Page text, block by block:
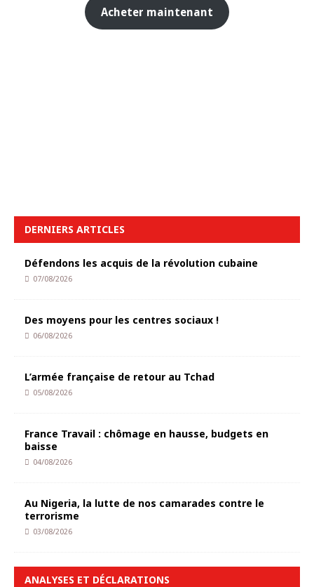
Acheter maintenant
DERNIERS ARTICLES
Défendons les acquis de la révolution cubaine
07/08/2026
Des moyens pour les centres sociaux !
06/08/2026
L’armée française de retour au Tchad
05/08/2026
France Travail : chômage en hausse, budgets en
baisse
04/08/2026
Au Nigeria, la lutte de nos camarades contre le
terrorisme
03/08/2026
ANALYSES ET DÉCLARATIONS